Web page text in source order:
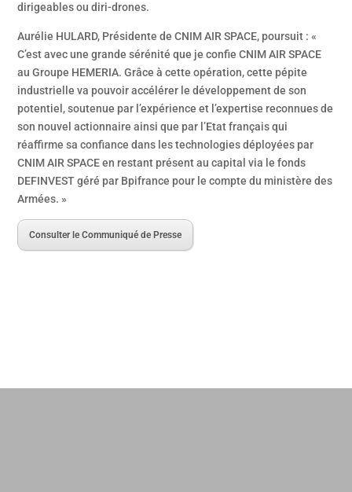
dirigeables ou diri-drones.
Aurélie HULARD, Présidente de CNIM AIR SPACE, poursuit : «
C’est avec une grande sérénité que je confie CNIM AIR SPACE
au Groupe HEMERIA. Grâce à cette opération, cette pépite
industrielle va pouvoir accélérer le développement de son
potentiel, soutenue par l’expérience et l’expertise reconnues de
son nouvel actionnaire ainsi que par l’Etat français qui
réaffirme sa confiance dans les technologies déployées par
CNIM AIR SPACE en restant présent au capital via le fonds
DEFINVEST géré par Bpifrance pour le compte du ministère des
Armées. »
Consulter le Communiqué de Presse